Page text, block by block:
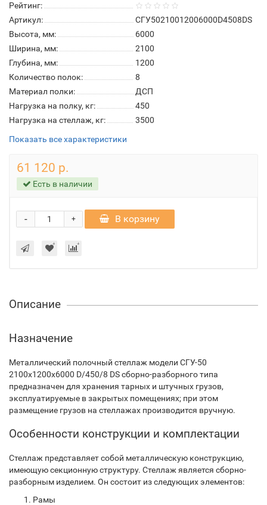
Рейтинг:
Артикул:
СГУ50210012006000D4508DS
Высота, мм:
6000
Ширина, мм:
2100
Глубина, мм:
1200
Количество полок:
8
Материал полки:
ДСП
Нагрузка на полку, кг:
450
Нагрузка на стеллаж, кг:
3500
Показать все характеристики
61 120 р.
Есть в наличии
+
- В корзину
Описание
Назначение
Металлический полочный стеллаж модели СГУ-50
2100х1200х6000 D/450/8 DS сборно-разборного типа
предназначен для хранения тарных и штучных грузов,
эксплуатируемые в закрытых помещениях; при этом
размещение грузов на стеллажах производится вручную.
Особенности конструкции и комплектации
Стеллаж представляет собой металлическую конструкцию,
имеющую секционную структуру. Стеллаж является сборно-
разборным изделием. Он состоит из следующих элементов:
Рамы